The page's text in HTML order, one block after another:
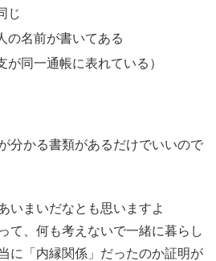
じ
の名前が書いてある
が同一通帳に表れている）
分かる書類があるだけでいいので
いまいだなとも思いますよ
て、何も考えないで一緒に暮らし
に「内縁関係」だったのか証明が